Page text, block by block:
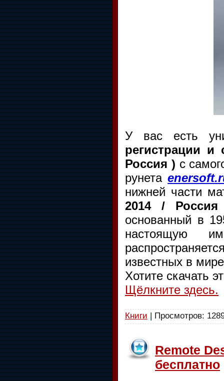
У вас есть
регистрации и
Россия ) с
рунета
нижней части
2014 /
основанный в
настоящую
известных в
Хотите скачать
Щёлкните здесь.
Книги | Просмотров:
Remote
бесплатно